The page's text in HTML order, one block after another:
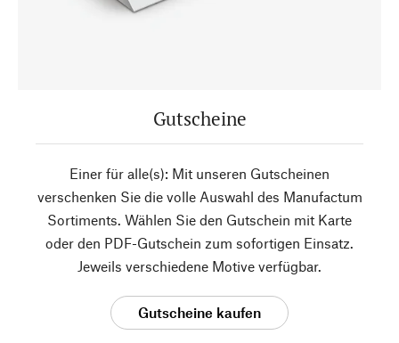
Gutscheine
Einer für alle(s): Mit unseren Gutscheinen
verschenken Sie die volle Auswahl des Manufactum
Sortiments. Wählen Sie den Gutschein mit Karte
oder den PDF-Gutschein zum sofortigen Einsatz.
Jeweils verschiedene Motive verfügbar.
Gutscheine kaufen